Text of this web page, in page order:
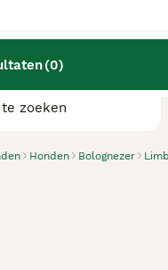
(0)
Honden Bolognezer
Landgraaf
zoeken